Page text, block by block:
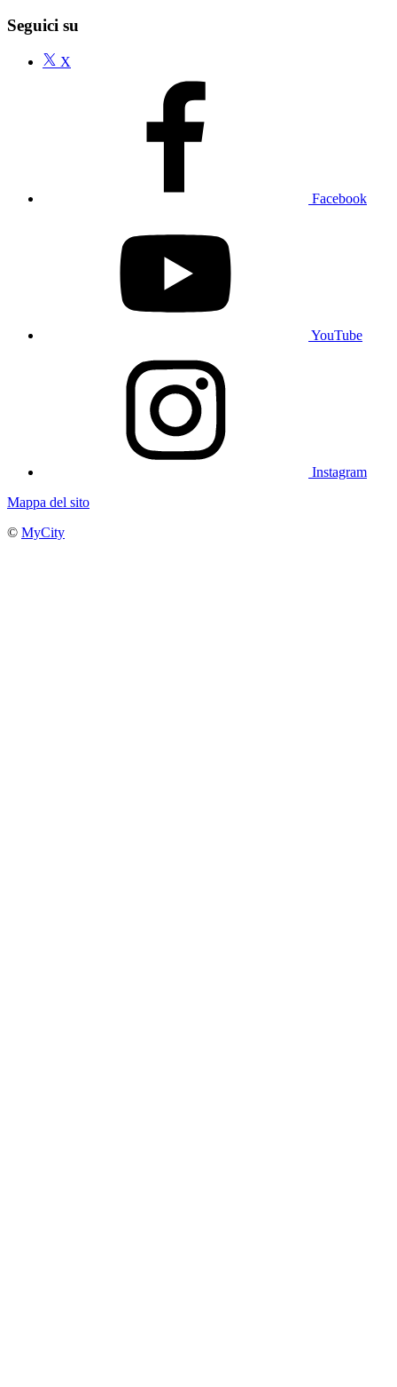
Seguici su
X
Facebook
YouTube
Instagram
Mappa del sito
© MyCity